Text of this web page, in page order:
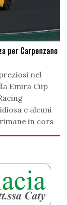
per Carpenzano
nel
Emira Cup
e alcuni
in cors